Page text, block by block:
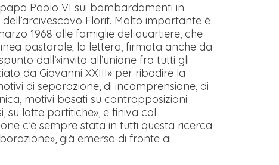
Paolo VI sui bombardamenti in
Florit. Molto importante è
1968 alle famiglie del quartiere, che
pastorale; la lettera, firmata anche da
dall’«invito all’unione fra tutti gli
da Giovanni XXIII» per ribadire la
di separazione, di incomprensione, di
motivi basati su contrapposizioni
su lotte partitiche», e finiva col
c’è sempre stata in tutti questa ricerca
già emersa di fronte ai